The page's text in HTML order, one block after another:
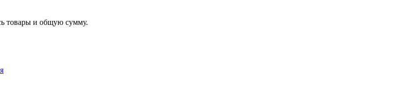
товары и общую сумму.